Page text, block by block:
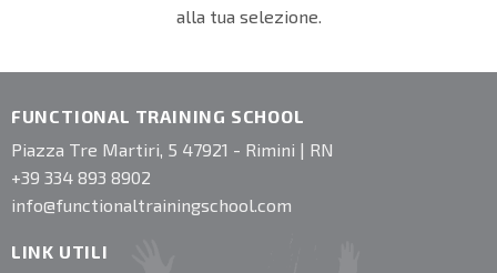
alla tua selezione.
FUNCTIONAL TRAINING SCHOOL
Piazza Tre Martiri, 5 47921 - Rimini | RN
+39 334 893 8902
info@functionaltrainingschool.com
LINK UTILI